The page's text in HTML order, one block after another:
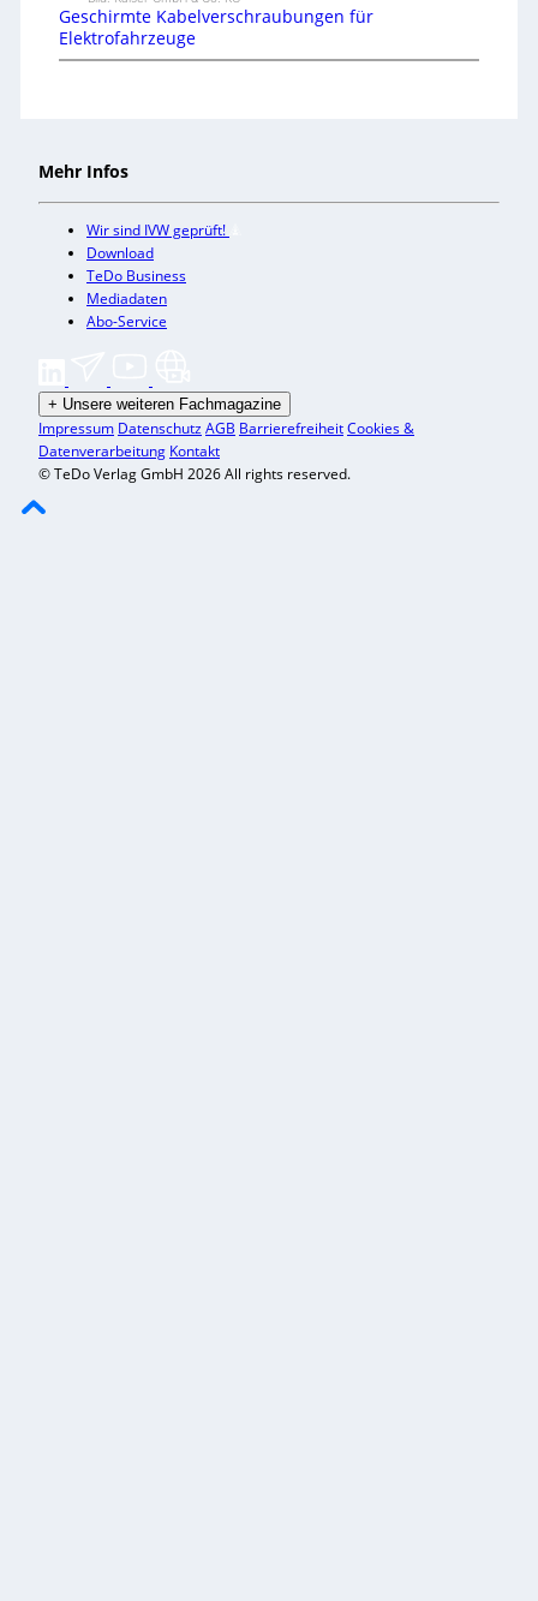
Geschirmte Kabelverschraubungen für
Elektrofahrzeuge
Mehr Infos
Wir sind IVW geprüft!
Download
TeDo Business
Mediadaten
Abo-Service
+ Unsere weiteren Fachmagazine
Impressum DatenschutzAGB BarrierefreiheitCookies &
Datenverarbeitung Kontakt
© TeDo Verlag GmbH 2026 All rights reserved.